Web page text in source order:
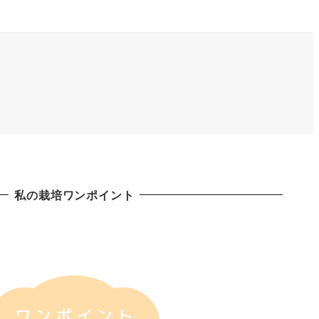
私の栽培ワンポイント